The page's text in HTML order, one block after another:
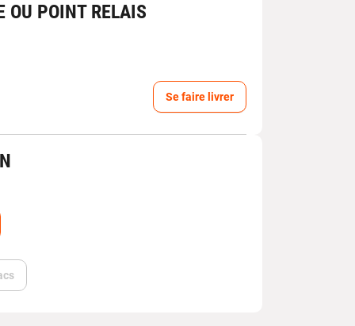
OU POINT RELAIS
Se faire livrer